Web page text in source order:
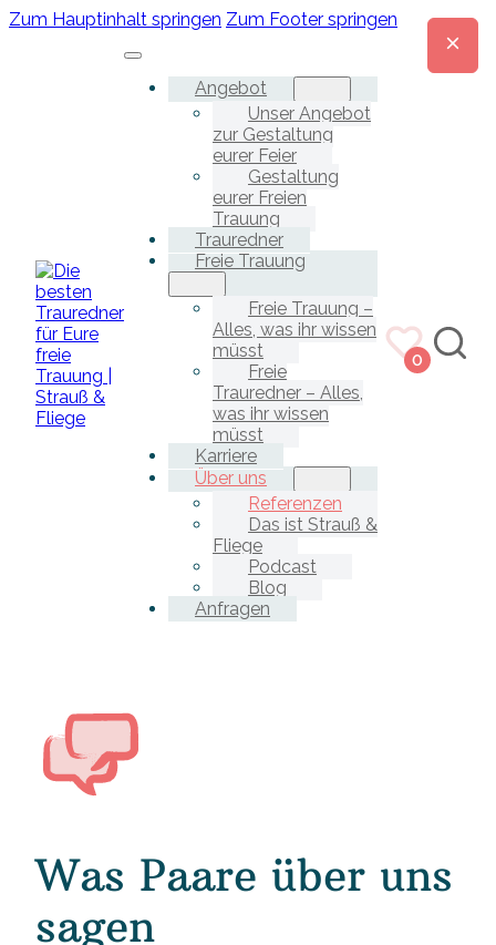
Zum Hauptinhalt springen Zum Footer springen
Angebot
Unser Angebot
zur Gestaltung
eurer Feier
Gestaltung
eurer Freien
Trauung
Trauredner
Freie Trauung
Freie Trauung –
Alles, was ihr wissen
müsst
Freie
Trauredner – Alles,
was ihr wissen
müsst
Karriere
Über uns
Referenzen
Das ist Strauß &
Fliege
Podcast
Blog
Anfragen
0
Was Paare über uns
sagen